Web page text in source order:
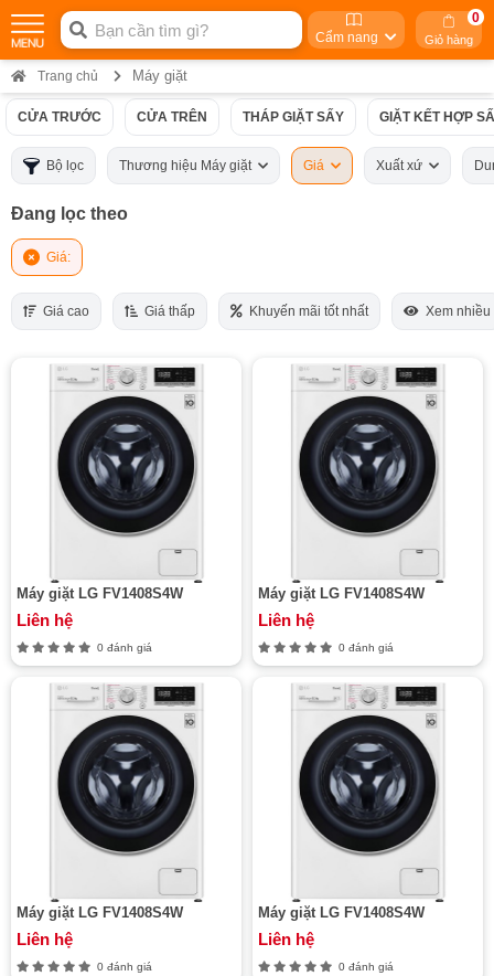
Cẩm nang Giỏ hàng
0
Trang chủ Máy giặt
CỬA TRƯỚC CỬA TRÊN THÁP GIẶT SẤY GIẶT KẾT HỢP
Bộ lọc Thương hiệu Máy giặt Giá Xuất xứ
Đang lọc theo
Giá:
Giá cao Giá thấp Khuyến mãi tốt nhất Xem nhiều
Máy giặt LG FV1408S4W
Liên hệ
0 đánh giá
Máy giặt LG FV1408S4W
Liên hệ
0 đánh giá
Máy giặt LG FV1408S4W
Liên hệ
0 đánh giá
Máy giặt LG FV1408S4W
Liên hệ
0 đánh giá